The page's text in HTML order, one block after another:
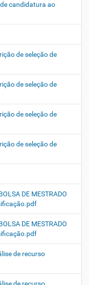
candidatura ao
de seleção de
de seleção de
de seleção de
de seleção de
DE MESTRADO
DE MESTRADO
de recurso